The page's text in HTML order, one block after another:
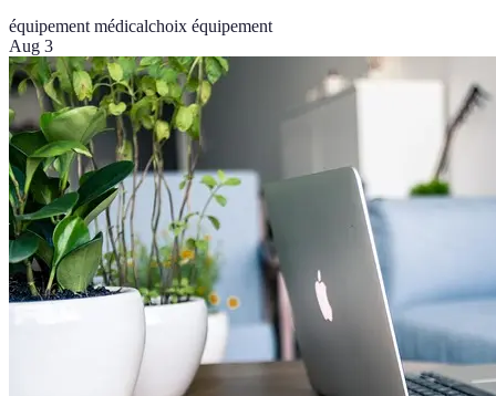
équipement médicalchoix équipement
Aug 3